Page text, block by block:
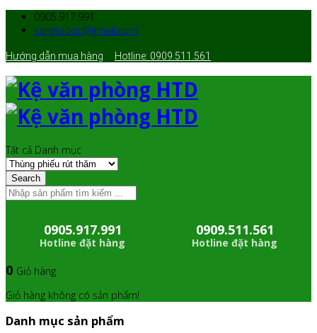
0905.917.991
sangtaoqc@gmail.com
Hướng dẫn mua hàng Hotline: 0909.511.561
Tất cả Danh mục
Search
0905.917.991
Hotline đặt hàng
0909.511.561
Hotline đặt hàng
0 Giỏ hàng
Giỏ hàng không có sản phẩm!
Danh mục sản phẩm